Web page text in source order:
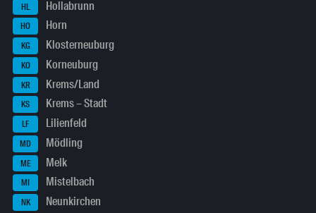
HL Hollabrunn
HO Horn
KG Klosterneuburg
KO Korneuburg
KR Krems/Land
KS Krems – Stadt
LF Lilienfeld
MD Mödling
ME Melk
MI Mistelbach
NK Neunkirchen